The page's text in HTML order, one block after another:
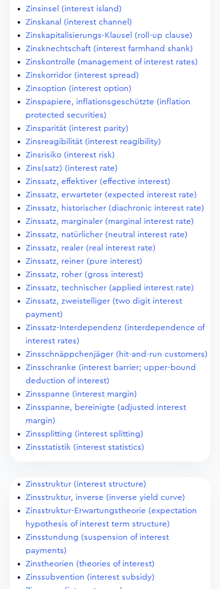
Zinsinsel (interest island)
Zinskanal (interest channel)
Zinskapitalisierungs-Klausel (roll-up clause)
Zinsknechtschaft (interest farmhand shank)
Zinskontrolle (management of interest rates)
Zinskorridor (interest spread)
Zinsoption (interest option)
Zinspapiere, inflationsgeschützte (inflation
protected securities)
Zinsparität (interest parity)
Zinsreagibilität (interest reagibility)
Zinsrisiko (interest risk)
Zins(satz) (interest rate)
Zinssatz, effektiver (effective interest)
Zinssatz, erwarteter (expected interest rate)
Zinssatz, historischer (diachronic interest rate)
Zinssatz, marginaler (marginal interest rate)
Zinssatz, natürlicher (neutral interest rate)
Zinssatz, realer (real interest rate)
Zinssatz, reiner (pure interest)
Zinssatz, roher (gross interest)
Zinssatz, technischer (applied interest rate)
Zinssatz, zweistelliger (two digit interest
payment)
Zinssatz-Interdependenz (interdependence of
interest rates)
Zinsschnäppchenjäger (hit-and-run customers)
Zinsschranke (interest barrier; upper-bound
deduction of interest)
Zinsspanne (interest margin)
Zinsspanne, bereinigte (adjusted interest
margin)
Zinssplitting (interest splitting)
Zinsstatistik (interest statistics)
Zinsstruktur (interest structure)
Zinsstruktur, inverse (inverse yield curve)
Zinsstruktur-Erwartungstheorie (expectation
hypothesis of interest term structure)
Zinsstundung (suspension of interest
payments)
Zinstheorien (theories of interest)
Zinssubvention (interest subsidy)